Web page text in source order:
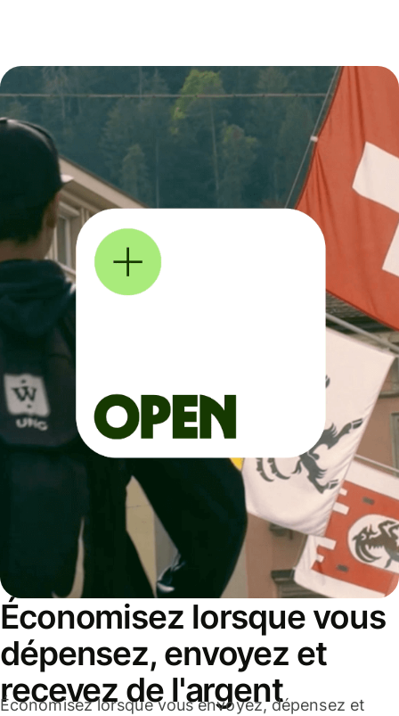
Économisez lorsque vous
dépensez, envoyez et
recevez de l'argent
Économisez lorsque vous envoyez, dépensez et